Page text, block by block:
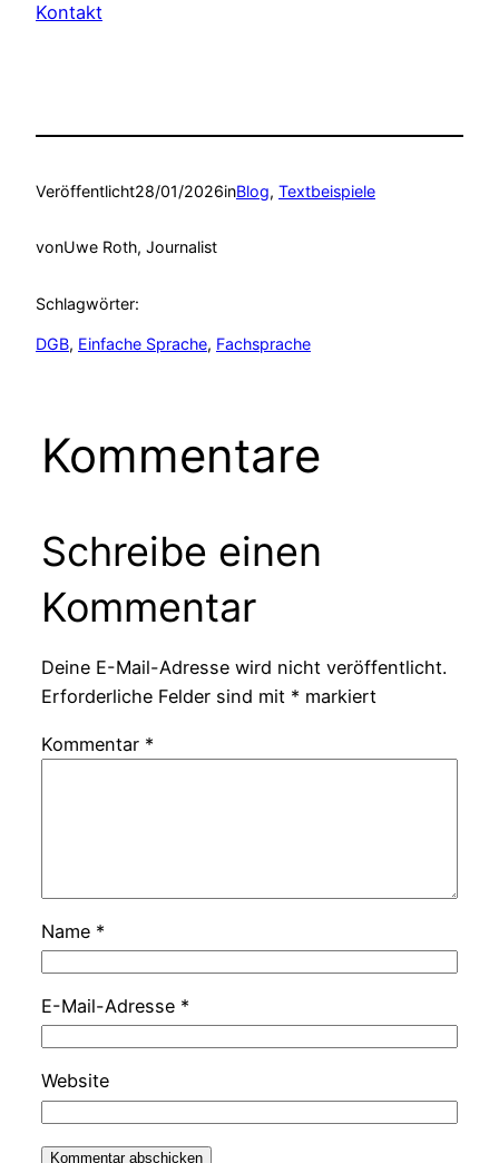
Kontakt
Veröffentlicht28/01/2026inBlog, Textbeispiele
vonUwe Roth, Journalist
Schlagwörter:
DGB, Einfache Sprache, Fachsprache
Kommentare
Schreibe einen
Kommentar
Deine E-Mail-Adresse wird nicht veröffentlicht.
Erforderliche Felder sind mit * markiert
Kommentar *
Name *
E-Mail-Adresse *
Website